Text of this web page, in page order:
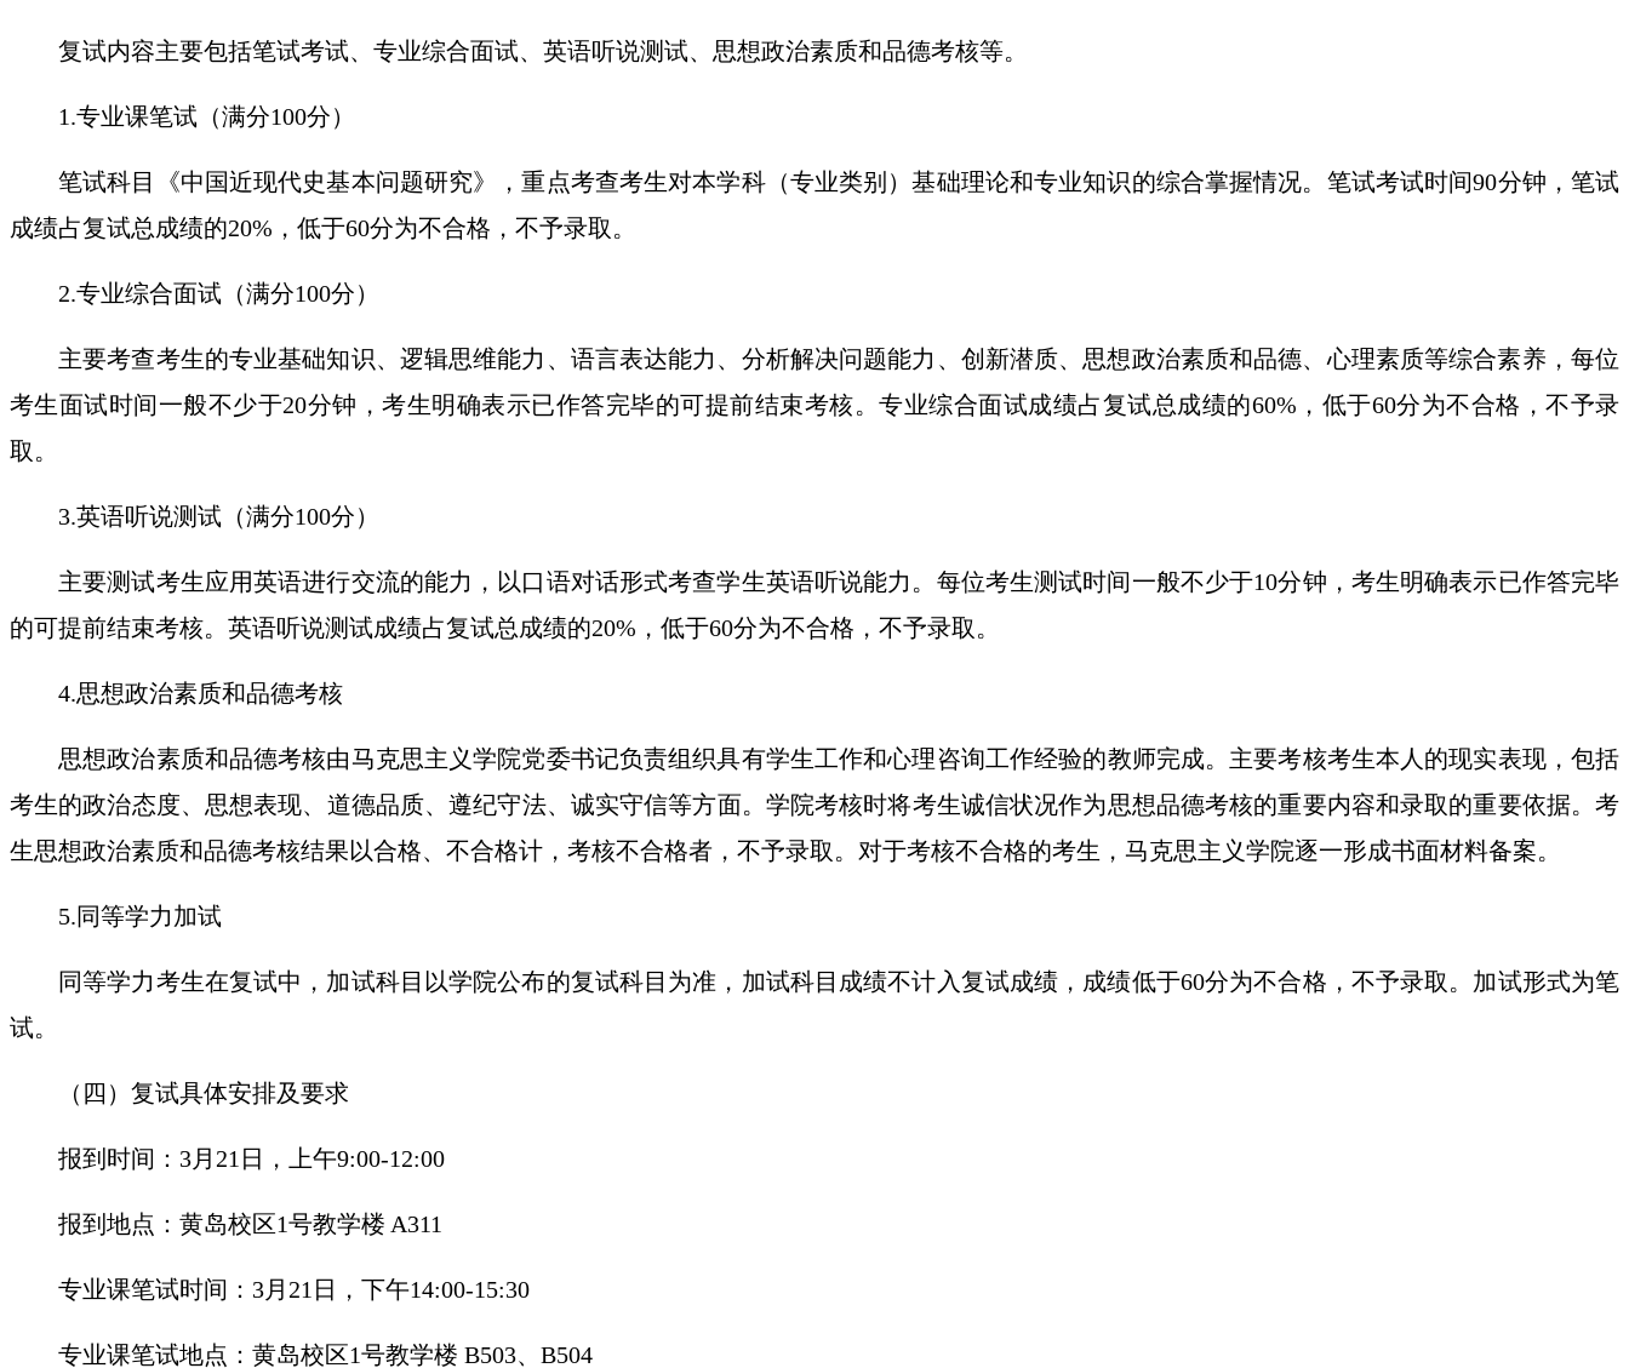
复试内容主要包括笔试考试、专业综合面试、英语听说测试、思想政治素质和品德考核等。
1.专业课笔试（满分100分）
笔试科目《中国近现代史基本问题研究》，重点考查考生对本学科（专业类别）基础理论和专业知识的综合掌握情况。笔试考试时间90分钟，笔试
成绩占复试总成绩的20%，低于60分为不合格，不予录取。
2.专业综合面试 （满分100分）
主要考查考生的专业基础知识、逻辑思维能力、语言表达能力、分析解决问题能力、创新潜质、思想政治素质和品德、心理素质等综合素养，每位
考生面试时间一般不少于20分钟，考生明确表示已作答完毕的可提前结束考核。专业综合面试成绩占复试总成绩的60% ，低于60分为不合格 ，不予录
取。
3.英语听说测试 （满分100分）
主要测试考生应用英语进行交流的能力，以口语对话形式考查学生英语听说能力。每位考生测试时间一般不少于10分钟，考生明确表示已作答完毕
的可提前结束考核。英语听说测试成绩占复试总成绩的20%，低于60分为不合格，不予录取。
4.思想政治素质和品德考核
思想政治素质和品德考核由马克思主义学院党委书记负责组织具有学生工作和心理咨询工作经验的教师完成。主要考核考生本人的现实表现，包括
考生的政治态度、思想表现、道德品质、遵纪守法、诚实守信等方面。学院考核时将考生诚信状况作为思想品德考核的重要内容和录取的重要依据。考
生思想政治素质和品德考核结果以合格、不合格计，考核不合格者，不予录取。对于考核不合格的考生，马克思主义学院逐一形成书面材料备案。
5.同等学力加试
同等学力考生在复试中 ， 加试科目以学院公布的复试科目为准，加试科目成绩不计入复试成绩，成绩低于60分为不合格，不予录取。加试形式为笔
试。
（四）复试具体安排及要求
报到时间： 3月 21 日，上午9:00-12:00
报到地点： 黄岛校区1号教学楼 A311
专业课笔试时间： 3月 21 日 ， 下午14:00-15:30
专业课笔试地点： 黄岛校区1号教学楼 B503、B504